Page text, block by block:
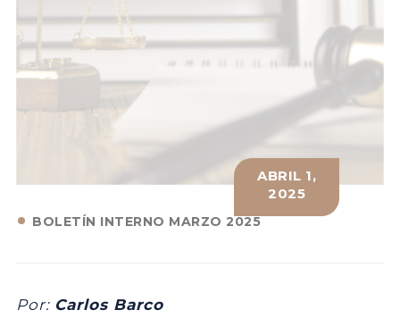
BOLETÍN INTERNO MARZO 2025
ABRIL 1,
2025
Por: Carlos Barco